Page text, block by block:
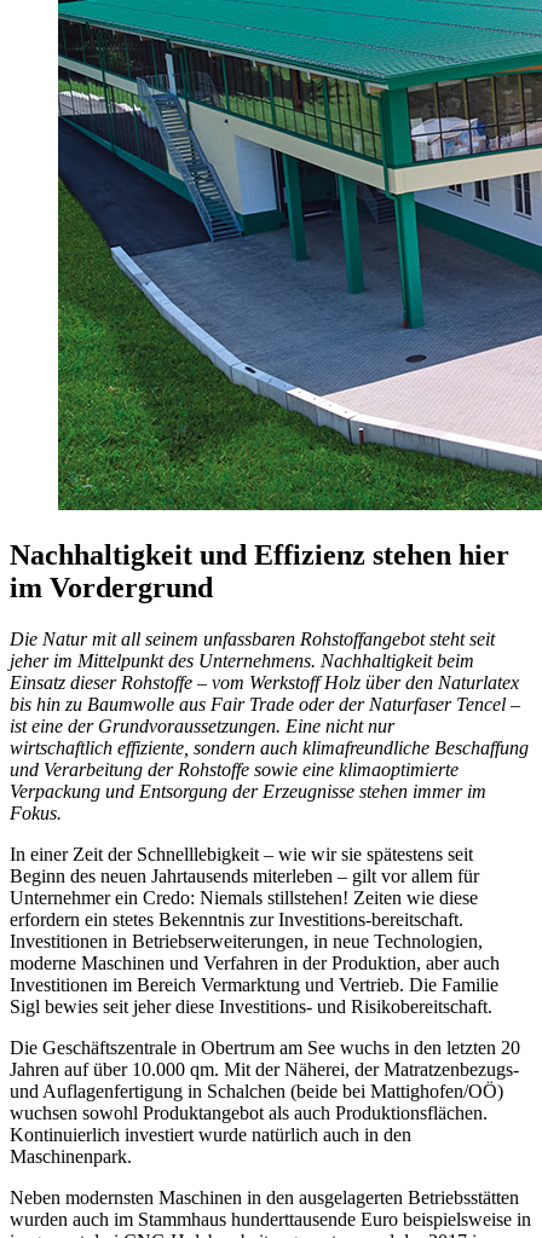
Nachhaltigkeit und Effizienz stehen hier
im Vordergrund
Die Natur mit all seinem unfassbaren Rohstoffangebot steht seit
jeher im Mittelpunkt des Unternehmens. Nachhaltigkeit beim
Einsatz dieser Rohstoffe – vom Werkstoff Holz über den Naturlatex
bis hin zu Baumwolle aus Fair Trade oder der Naturfaser Tencel –
ist eine der Grundvoraussetzungen. Eine nicht nur
wirtschaftlich effiziente, sondern auch klimafreundliche Beschaffung
und Verarbeitung der Rohstoffe sowie eine klimaoptimierte
Verpackung und Entsorgung der Erzeugnisse stehen immer im
Fokus.
In einer Zeit der Schnelllebigkeit – wie wir sie spätestens seit
Beginn des neuen Jahrtausends miterleben – gilt vor allem für
Unternehmer ein Credo: Niemals stillstehen! Zeiten wie diese
erfordern ein stetes Bekenntnis zur Investitions-bereitschaft.
Investitionen in Betriebserweiterungen, in neue Technologien,
moderne Maschinen und Verfahren in der Produktion, aber auch
Investitionen im Bereich Vermarktung und Vertrieb. Die Familie
Sigl bewies seit jeher diese Investitions- und Risikobereitschaft.
Die Geschäftszentrale in Obertrum am See wuchs in den letzten 20
Jahren auf über 10.000 qm. Mit der Näherei, der Matratzenbezugs-
und Auflagenfertigung in Schalchen (beide bei Mattighofen/OÖ)
wuchsen sowohl Produktangebot als auch Produktionsflächen.
Kontinuierlich investiert wurde natürlich auch in den
Maschinenpark.
Neben modernsten Maschinen in den ausgelagerten Betriebsstätten
wurden auch im Stammhaus hunderttausende Euro beispielsweise in